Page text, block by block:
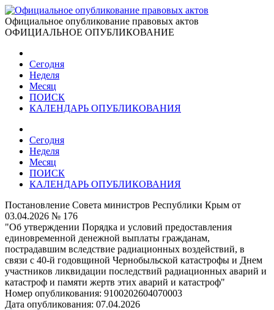
Официальное опубликование правовых актов
ОФИЦИАЛЬНОЕ ОПУБЛИКОВАНИЕ
Сегодня
Неделя
Месяц
ПОИСК
КАЛЕНДАРЬ ОПУБЛИКОВАНИЯ
Сегодня
Неделя
Месяц
ПОИСК
КАЛЕНДАРЬ ОПУБЛИКОВАНИЯ
Постановление Совета министров Республики Крым от
03.04.2026 № 176
"Об утверждении Порядка и условий предоставления
единовременной денежной выплаты гражданам,
пострадавшим вследствие радиационных воздействий, в
связи с 40-й годовщиной Чернобыльской катастрофы и Днем
участников ликвидации последствий радиационных аварий и
катастроф и памяти жертв этих аварий и катастроф"
Номер опубликования: 9100202604070003
Дата опубликования: 07.04.2026